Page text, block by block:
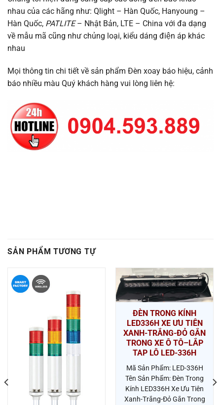
nhau của các hãng như: Qlight – Hàn Quốc, Hanyoung –
Hàn Quốc, PATLITE– Nhật Bản, LTE – China với đa dạng
về mẫu mã cũng như chủng loại, kiểu dáng điện áp khác
nhau
Mọi thông tin chi tiết về sản phẩm Đèn xoay báo hiệu, cảnh
báo nhiều màu Quý khách hàng vui lòng liên hệ:
SẢN PHẨM TƯƠNG TỰ
ĐÈN TRONG KÍNH
LED336H XE ƯU TIÊN
XANH-TRẮNG-ĐỎ GẮN
TRONG XE Ô TÔ–LẮP
TAP LÔ LED-336H
Mã Sản Phẩm: LED-336H
Tên Sản Phẩm: Đèn Trong
Kính LED336H Xe Ưu Tiên
Xanh-Trắng-Đỏ Gắn Trong